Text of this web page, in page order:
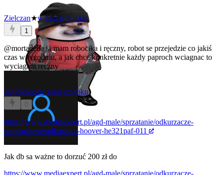
Zielczan★w zeszłym roku
1
@mortadellaja mam robocika i ręczny, robot se przejedzie co jakiś
czas w tygodniu, a jak chce konkretnie każdy paproch wciagnac to
wyciagam reczny
JanPapiez2w zeszłym roku
0
https://www.mediaexpert.pl/agd-male/sprzatanie/odkurzacze-
standardowe/odkurzacz-hoover-he321paf-011
Jak db sa ważne to dorzuć 200 zł do
https://www.mediaexpert.pl/agd-male/sprzatanie/odkurzacze-